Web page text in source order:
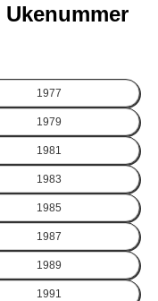
1977
1979
1981
1983
1985
1987
1989
1991